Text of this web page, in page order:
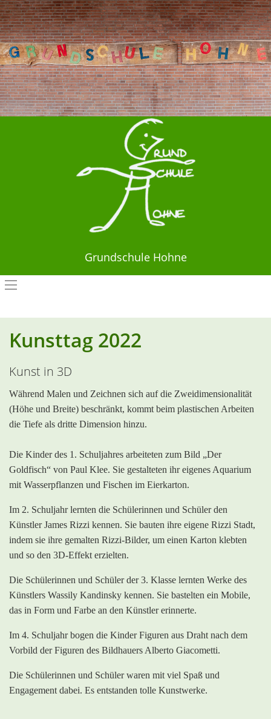
Grundschule Hohne
Kunsttag 2022
Kunst in 3D
Während Malen und Zeichnen sich auf die Zweidimensionalität
(Höhe und Breite) beschränkt, kommt beim plastischen Arbeiten
die Tiefe als dritte Dimension hinzu.
Die Kinder des 1. Schuljahres arbeiteten zum Bild „Der
Goldfisch“ von Paul Klee. Sie gestalteten ihr eigenes Aquarium
mit Wasserpflanzen und Fischen im Eierkarton.
Im 2. Schuljahr lernten die Schülerinnen und Schüler den
Künstler James Rizzi kennen. Sie bauten ihre eigene Rizzi Stadt,
indem sie ihre gemalten Rizzi-Bilder, um einen Karton klebten
und so den 3D-Effekt erzielten.
Die Schülerinnen und Schüler der 3. Klasse lernten Werke des
Künstlers Wassily Kandinsky kennen. Sie bastelten ein Mobile,
das in Form und Farbe an den Künstler erinnerte.
Im 4. Schuljahr bogen die Kinder Figuren aus Draht nach dem
Vorbild der Figuren des Bildhauers Alberto Giacometti.
Die Schülerinnen und Schüler waren mit viel Spaß und
Engagement dabei. Es entstanden tolle Kunstwerke.